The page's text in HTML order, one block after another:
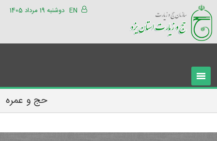
دوشنبه 19 مرداد 1405 EN
حج و عمره